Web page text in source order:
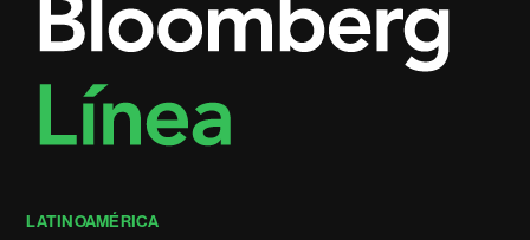
LATINOAMÉRICA